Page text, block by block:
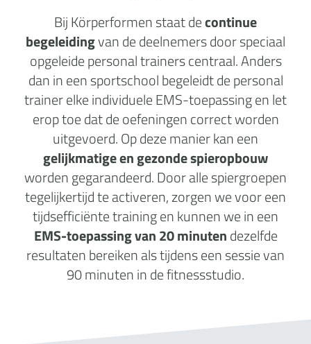
Bij Körperformen staat decontinue
begeleidingvan de deelnemers door speciaal
opgeleide personal trainers centraal. Anders
dan in een sportschool begeleidt de personal
trainer elke individuele EMS-toepassing en let
erop toe dat de oefeningen correct worden
uitgevoerd. Op deze manier kan een
gelijkmatige en gezonde spieropbouw
worden gegarandeerd. Door alle spiergroepen
tegelijkertijd te activeren, zorgen we voor een
tijdsefficiënte training en kunnen we in een
EMS-toepassing van 20 minutendezelfde
resultaten bereiken als tijdens een sessie van
90 minuten in de fitnessstudio.